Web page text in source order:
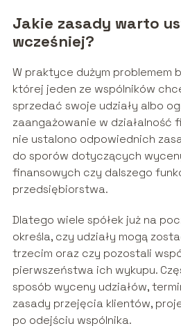
Jakie zasady warto
wcześniej?
W praktyce dużym problemem
której jeden ze wspólników
sprzedać swoje udziały albo
zaangażowanie w działalność
nie ustalono odpowiednich
do sporów dotyczących
finansowych czy dalszego
przedsiębiorstwa.
Dlatego wiele spółek już na
określa, czy udziały mogą
trzecim oraz czy pozostali
pierwszeństwa ich wykupu.
sposób wyceny udziałów,
zasady przejęcia klientów,
po odejściu wspólnika.